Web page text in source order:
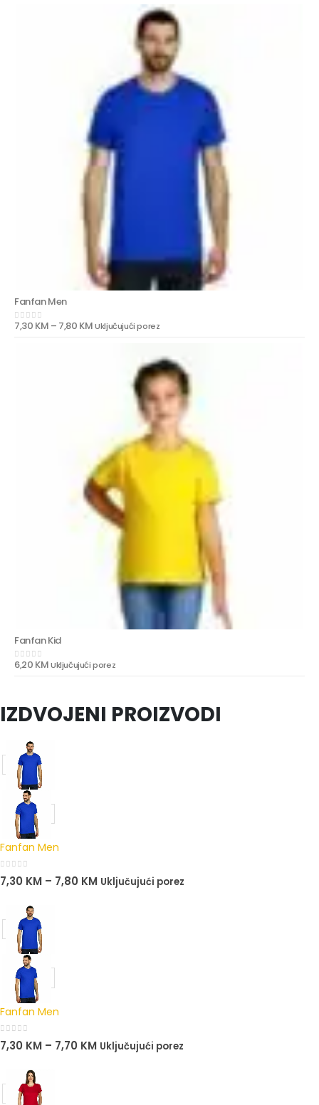
Fanfan Men
0out of 5
7,30 KM – 7,80 KMUključujući porez
Fanfan Kid
0out of 5
6,20 KMUključujući porez
IZDVOJENI PROIZVODI
Fanfan Men
0out of 5
7,30 KM – 7,80 KM Uključujući porez
Fanfan Men
0out of 5
7,30 KM – 7,70 KM Uključujući porez